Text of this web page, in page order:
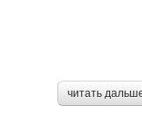
читать